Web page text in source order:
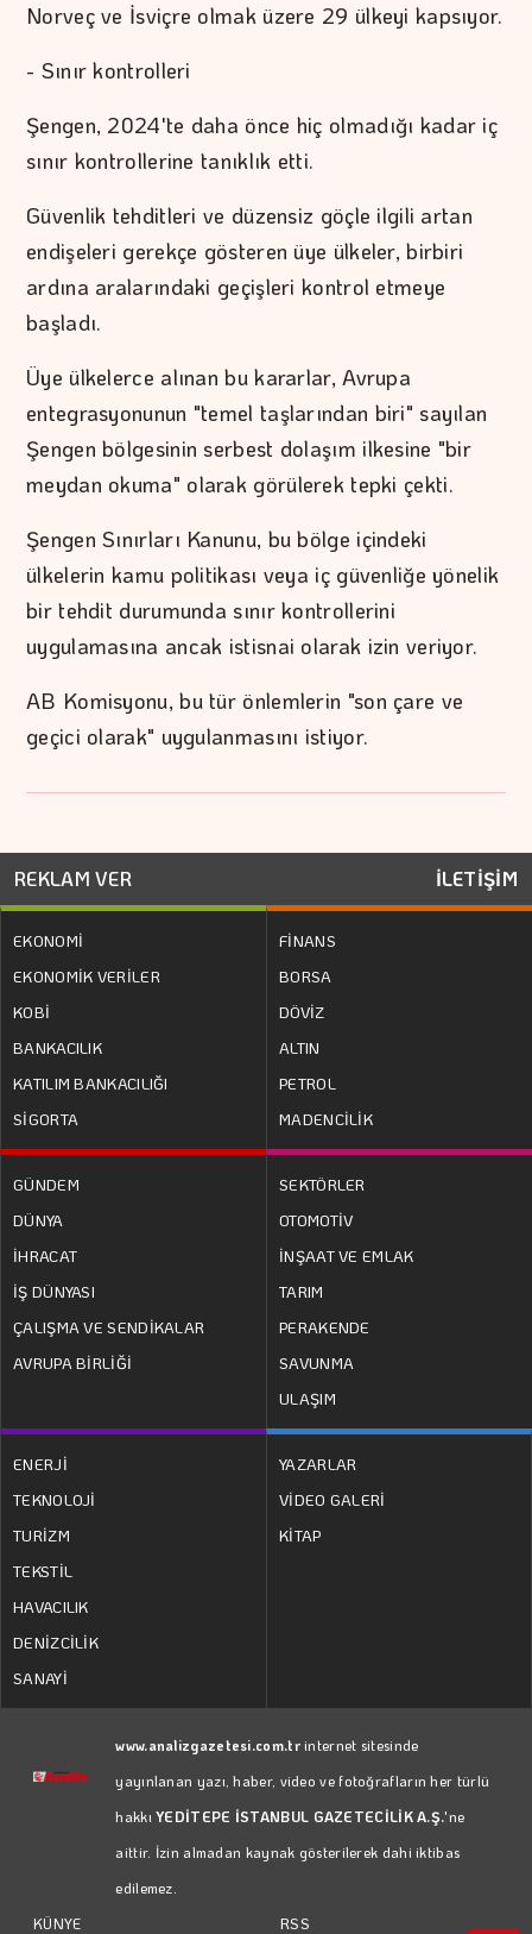
Norveç ve İsviçre olmak üzere 29 ülkeyi kapsıyor.
- Sınır kontrolleri
Şengen, 2024'te daha önce hiç olmadığı kadar iç
sınır kontrollerine tanıklık etti.
Güvenlik tehditleri ve düzensiz göçle ilgili artan
endişeleri gerekçe gösteren üye ülkeler, birbiri
ardına aralarındaki geçişleri kontrol etmeye
başladı.
Üye ülkelerce alınan bu kararlar, Avrupa
entegrasyonunun "temel taşlarından biri" sayılan
Şengen bölgesinin serbest dolaşım ilkesine "bir
meydan okuma" olarak görülerek tepki çekti.
Şengen Sınırları Kanunu, bu bölge içindeki
ülkelerin kamu politikası veya iç güvenliğe yönelik
bir tehdit durumunda sınır kontrollerini
uygulamasına ancak istisnai olarak izin veriyor.
AB Komisyonu, bu tür önlemlerin "son çare ve
geçici olarak" uygulanmasını istiyor.
REKLAM VER İLETİŞİM
EKONOMİ
EKONOMİK VERİLER
KOBİ
BANKACILIK
KATILIM BANKACILIĞI
SİGORTA
FİNANS
BORSA
DÖVİZ
ALTIN
PETROL
MADENCİLİK
GÜNDEM
DÜNYA
İHRACAT
İŞ DÜNYASI
ÇALIŞMA VE SENDİKALAR
AVRUPA BİRLİĞİ
SEKTÖRLER
OTOMOTİV
İNŞAAT VE EMLAK
TARIM
PERAKENDE
SAVUNMA
ULAŞIM
ENERJİ
TEKNOLOJİ
TURİZM
TEKSTİL
HAVACILIK
DENİZCİLİK
SANAYİ
YAZARLAR
VİDEO GALERİ
KİTAP
www.analizgazetesi.com.trinternet sitesinde
yayınlanan yazı, haber, video ve fotoğrafların her türlü
hakkıYEDİTEPE İSTANBUL GAZETECİLİK A.Ş.'ne
aittir. İzin almadan kaynak gösterilerek dahi iktibas
edilemez.
KÜNYE
RSS